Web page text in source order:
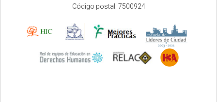
Código postal: 7500924